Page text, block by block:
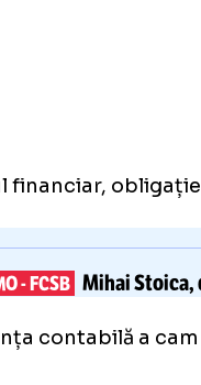
financiar,
-FCSB Mihai Stoica,
contabilă a